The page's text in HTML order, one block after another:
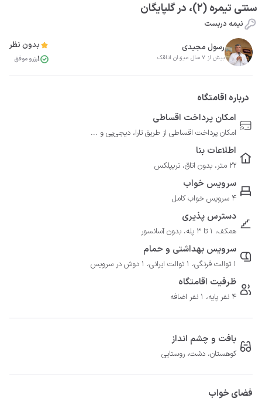
سنتی تیمره (2)، در گلپایگان
نیمه دربست
رسول مجیدی
بیش از 7 سال میزبان اتاقک
بدون نظر
1رزرو موفق
درباره اقامتگاه
امکان پرداخت اقساطی
امکان پرداخت اقساطی از طریق تارا، دیجی‌پی و ...
اطلاعات بنا
22 متر، بدون اتاق، تریپلکس
سرویس خواب
4 سرویس خواب کامل
دسترس پذیری
همکف، 1 تا 3 پله، بدون آسانسور
سرویس بهداشتی و حمام
1 توالت فرنگی، 1 توالت ایرانی، 1 دوش در سرویس
ظرفیت اقامتگاه
4 نفر پایه، 1 نفر اضافه
بافت و چشم انداز
کوهستان، دشت، روستایی
فضای خواب